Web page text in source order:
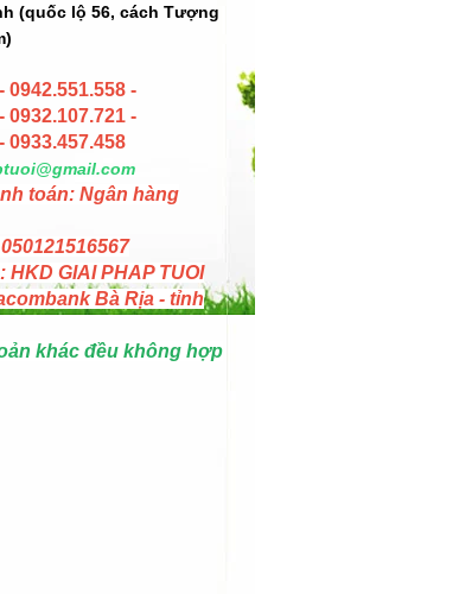
(quốc lộ 56, cách Tượng
0942.551.558 -
0932.107.721 -
0933.457.458
toán: Ngân hàng
HKD GIAI PHAP TUOI
Bà Rịa - tỉnh
khác đều không hợp